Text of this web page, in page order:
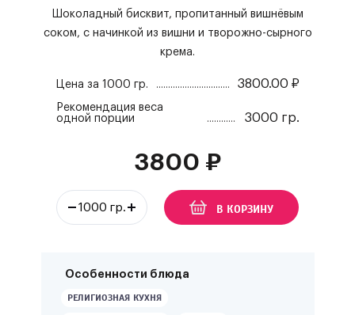
Особенности блюда
РЕЛИГИОЗНАЯ КУХНЯ
Шоколадный бисквит, пропитанный вишнёвым
соком, с начинкой из вишни и творожно-сырного
крема.
Цена за 1000 гр. 3800.00 ₽
Рекомендация веса
одной порции
3000 гр.
3800 ₽
В КОРЗИНУ